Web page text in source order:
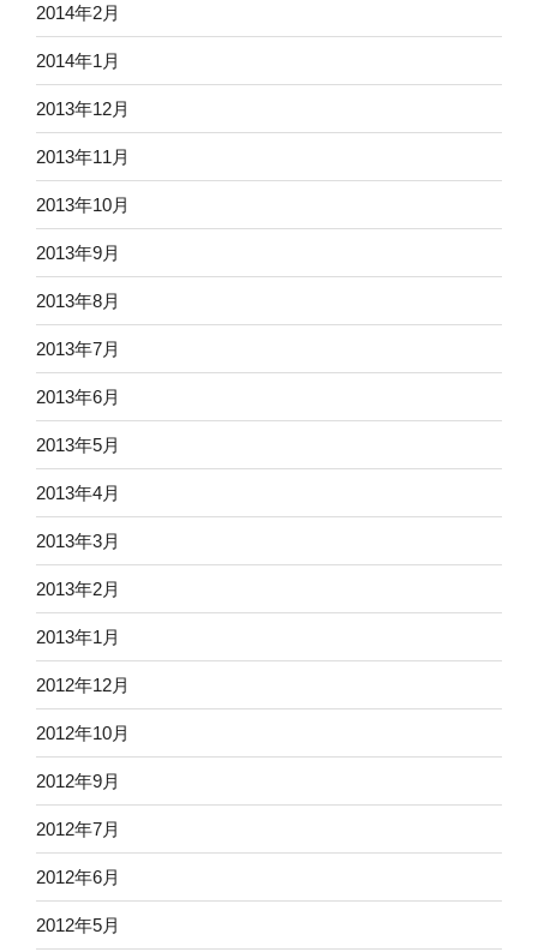
2014年2月
2014年1月
2013年12月
2013年11月
2013年10月
2013年9月
2013年8月
2013年7月
2013年6月
2013年5月
2013年4月
2013年3月
2013年2月
2013年1月
2012年12月
2012年10月
2012年9月
2012年7月
2012年6月
2012年5月